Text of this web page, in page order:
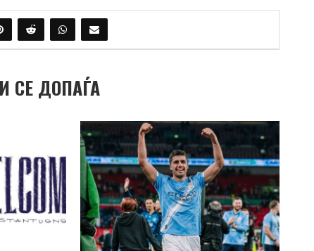
СЕ ДОПАЃА